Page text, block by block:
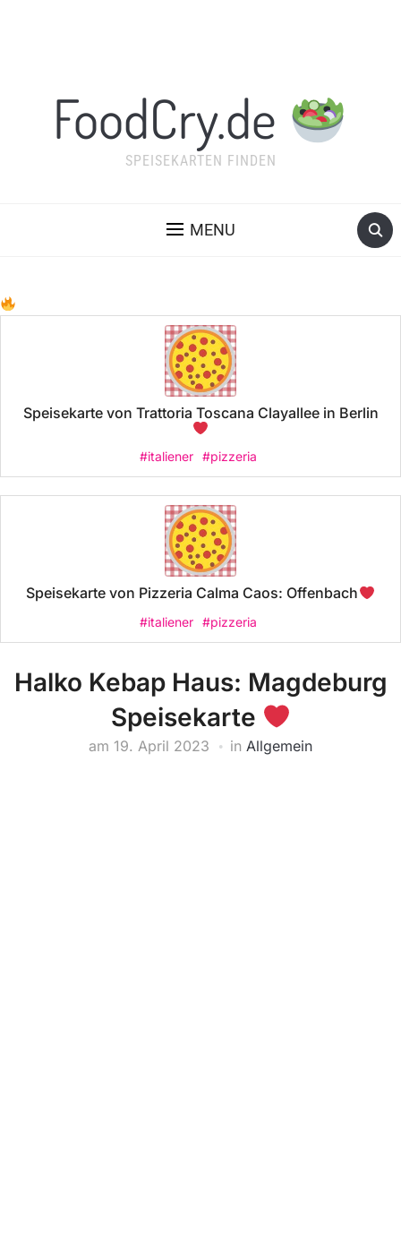
FoodCry.de
SPEISEKARTEN FINDEN
MENU
Speisekarte von Trattoria Toscana Clayallee in Berlin
#italiener #pizzeria
Speisekarte von Pizzeria Calma Caos: Offenbach
#italiener #pizzeria
Halko Kebap Haus: Magdeburg
Speisekarte
am 19. April 2023 in Allgemein